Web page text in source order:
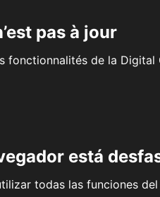
pas à jour
fonctionnalités de la Digital
está
todas las funciones